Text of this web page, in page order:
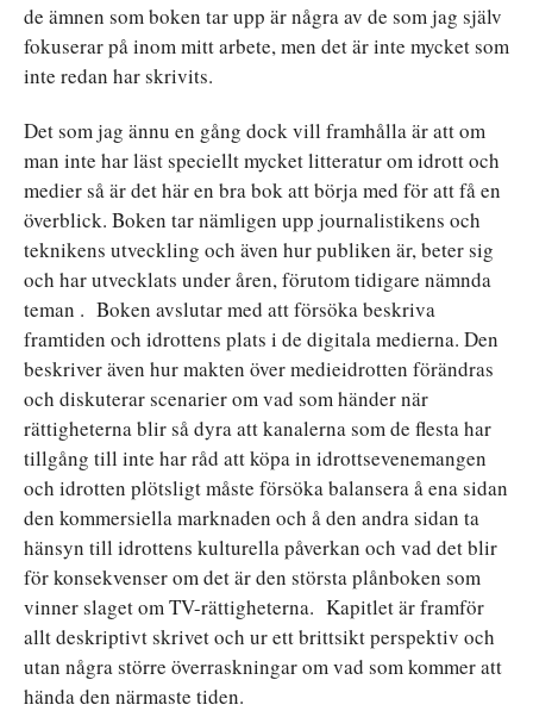
de ämnen som boken tar upp är några av de som jag själv
fokuserar på inom mitt arbete, men det är inte mycket som
inte redan har skrivits.
Det som jag ännu en gång dock vill framhålla är att om
man inte har läst speciellt mycket litteratur om idrott och
medier så är det här en bra bok att börja med för att få en
överblick. Boken tar nämligen upp journalistikens och
teknikens utveckling och även hur publiken är, beter sig
och har utvecklats under åren, förutom tidigare nämnda
teman . Boken avslutar med att försöka beskriva
framtiden och idrottens plats i de digitala medierna. Den
beskriver även hur makten över medieidrotten förändras
och diskuterar scenarier om vad som händer när
rättigheterna blir så dyra att kanalerna som de flesta har
tillgång till inte har råd att köpa in idrottsevenemangen
och idrotten plötsligt måste försöka balansera å ena sidan
den kommersiella marknaden och å den andra sidan ta
hänsyn till idrottens kulturella påverkan och vad det blir
för konsekvenser om det är den största plånboken som
vinner slaget om TV-rättigheterna. Kapitlet är framför
allt deskriptivt skrivet och ur ett brittsikt perspektiv och
utan några större överraskningar om vad som kommer att
hända den närmaste tiden.